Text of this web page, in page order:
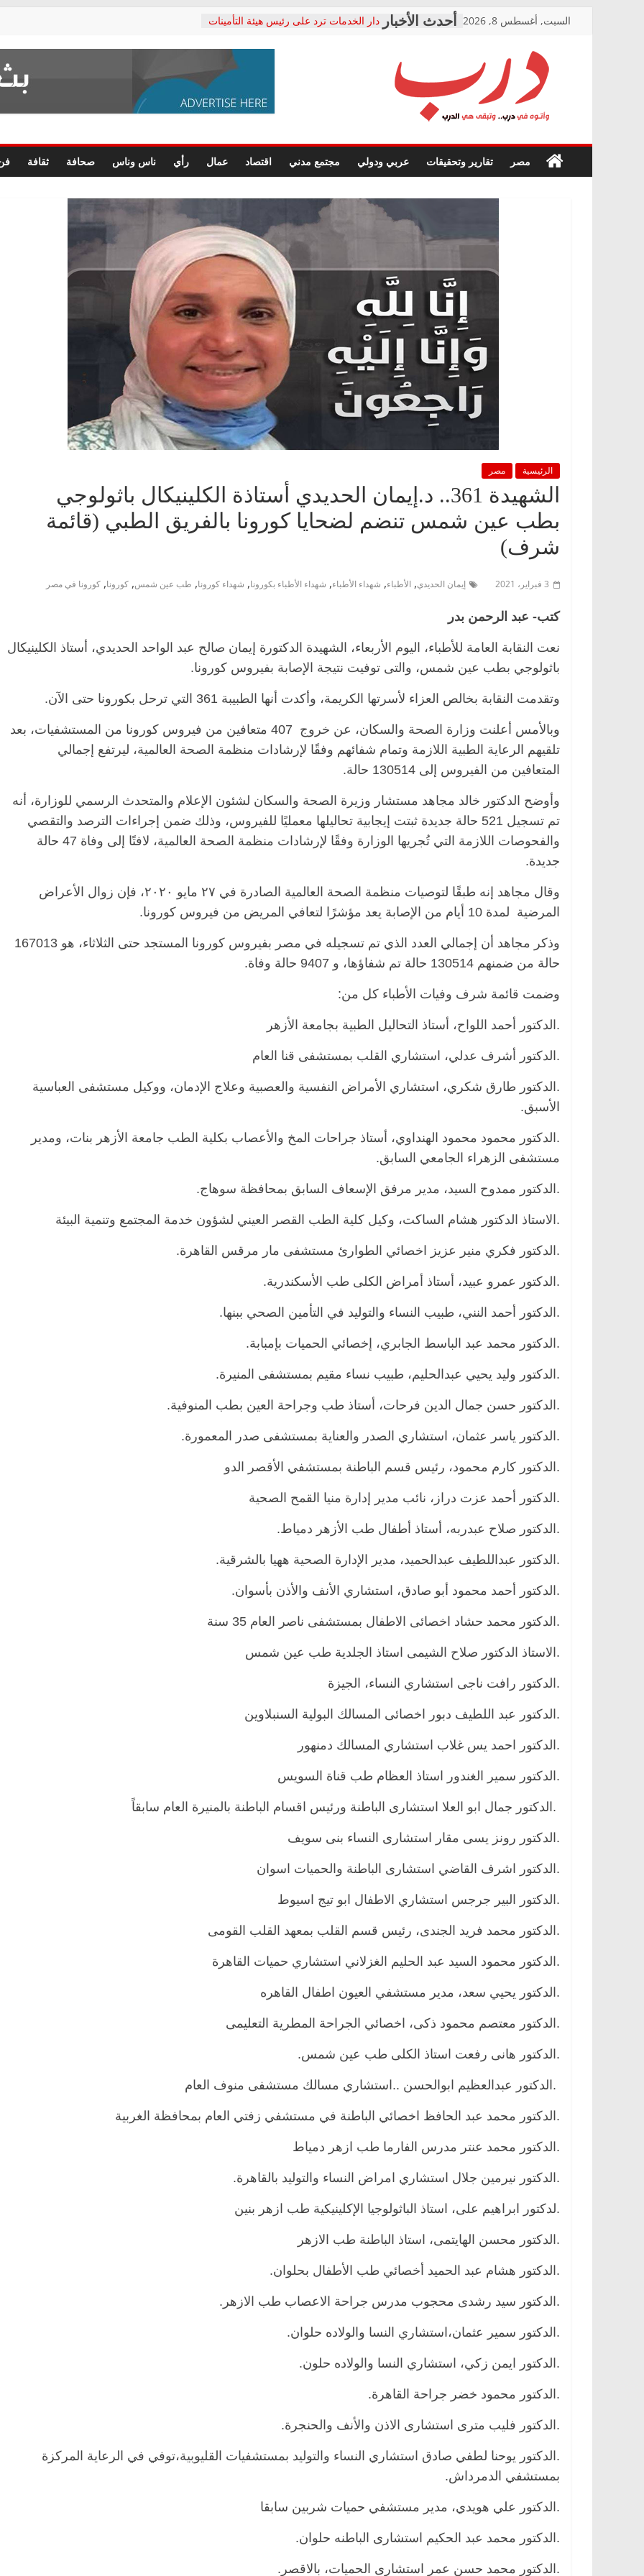
السبت, أغسطس 8, 2026
دار الخدمات ترد على رئيس هيئة التأمينات
معاناة أصحاب المعاشات.. ونطالب بكشف
فرحات سليمان يكتب: القطاع الصحي إلى
حزب التحالف الشعبي يطلق لجنة “الحق
صور .. اعتماد الرسومات النهائية للقرار
الوزاري لمدينة الصحفيين.. وانتهاء أعمال
إنشاء المبنى الإداري
متابعة قضية الدكتور محمد زهران.. ويؤكد:
قرينة البراءة وضمانات المحاكمة العادلة
حق أصيل
درب
في
درب..
مصر تقارير وتحقيقات عربي ودولي مجتمع مدني اقتصاد عمال رأي ناس وناس صحافة ثقافة
الرئيسية مصر
الشهيدة 361.. د.إيمان الحديدي أستاذة الكلينيكال باثولوجي
بطب عين شمس تنضم لضحايا كورونا بالفريق الطبي (قائمة
شرف)
3 فبراير، 2021 إيمان الحديدي, الأطباء, شهداء الأطباء, شهداء الأطباء بكورونا, شهداء كورونا, طب عين شمس, كورونا, كورونا في مصر
كتب- عبد الرحمن بدر
نعت النقابة العامة للأطباء، اليوم الأربعاء، الشهيدة الدكتورة إيمان صالح عبد الواحد الحديدي، أستاذ الكلينيكال
باثولوجي بطب عين شمس، والتى توفيت نتيجة الإصابة بفيروس كورونا.
وتقدمت النقابة بخالص العزاء لأسرتها الكريمة، وأكدت أنها الطبيبة 361 التي ترحل بكورونا حتى الآن.
وبالأمس أعلنت وزارة الصحة والسكان، عن خروج 407 متعافين من فيروس كورونا من المستشفيات، بعد
تلقيهم الرعاية الطبية اللازمة وتمام شفائهم وفقًا لإرشادات منظمة الصحة العالمية، ليرتفع إجمالي
المتعافين من الفيروس إلى 130514 حالة.
وأوضح الدكتور خالد مجاهد مستشار وزيرة الصحة والسكان لشئون الإعلام والمتحدث الرسمي للوزارة، أنه
تم تسجيل 521 حالة جديدة ثبتت إيجابية تحاليلها معمليًا للفيروس، وذلك ضمن إجراءات الترصد والتقصي
والفحوصات اللازمة التي تُجريها الوزارة وفقًا لإرشادات منظمة الصحة العالمية، لافتًا إلى وفاة 47 حالة
جديدة.
وقال مجاهد إنه طبقًا لتوصيات منظمة الصحة العالمية الصادرة في ٢٧ مايو ٢٠٢٠، فإن زوال الأعراض
المرضية لمدة 10 أيام من الإصابة يعد مؤشرًا لتعافي المريض من فيروس كورونا.
وذكر مجاهد أن إجمالي العدد الذي تم تسجيله في مصر بفيروس كورونا المستجد حتى الثلاثاء، هو 167013
حالة من ضمنهم 130514 حالة تم شفاؤها، و 9407 حالة وفاة.
وضمت قائمة شرف وفيات الأطباء كل من:
.الدكتور أحمد اللواح، أستاذ التحاليل الطبية بجامعة الأزهر
.الدكتور أشرف عدلي، استشاري القلب بمستشفى قنا العام
.الدكتور طارق شكري، استشاري الأمراض النفسية والعصبية وعلاج الإدمان، ووكيل مستشفى العباسية
الأسبق.
.الدكتور محمود محمود الهنداوي، أستاذ جراحات المخ والأعصاب بكلية الطب جامعة الأزهر بنات، ومدير
مستشفى الزهراء الجامعي السابق.
.الدكتور ممدوح السيد، مدير مرفق الإسعاف السابق بمحافظة سوهاج.
.الاستاذ الدكتور هشام الساكت، وكيل كلية الطب القصر العيني لشؤون خدمة المجتمع وتنمية البيئة
.الدكتور فكري منير عزيز اخصائي الطوارئ مستشفى مار مرقس القاهرة.
.الدكتور عمرو عبيد، أستاذ أمراض الكلى طب الأسكندرية.
.الدكتور أحمد النني، طبيب النساء والتوليد في التأمين الصحي ببنها.
.الدكتور محمد عبد الباسط الجابري، إخصائي الحميات بإمبابة.
.الدكتور وليد يحيي عبدالحليم، طبيب نساء مقيم بمستشفى المنيرة.
.الدكتور حسن جمال الدين فرحات، أستاذ طب وجراحة العين بطب المنوفية.
.الدكتور ياسر عثمان، استشاري الصدر والعناية بمستشفى صدر المعمورة.
.الدكتور كارم محمود، رئيس قسم الباطنة بمستشفي الأقصر الدو
.الدكتور أحمد عزت دراز، نائب مدير إدارة منيا القمح الصحية
.الدكتور صلاح عبدربه، أستاذ أطفال طب الأزهر دمياط.
.الدكتور عبداللطيف عبدالحميد، مدير الإدارة الصحية ههيا بالشرقية.
.الدكتور أحمد محمود أبو صادق، استشاري الأنف والأذن بأسوان.
.الدكتور محمد حشاد اخصائى الاطفال بمستشفى ناصر العام 35 سنة
.الاستاذ الدكتور صلاح الشيمى استاذ الجلدية طب عين شمس
.الدكتور رافت ناجى استشاري النساء، الجيزة
.الدكتور عبد اللطيف دبور اخصائى المسالك البولية السنبلاوين
.الدكتور احمد يس غلاب استشاري المسالك دمنهور
.الدكتور سمير الغندور استاذ العظام طب قناة السويس
.الدكتور جمال ابو العلا استشارى الباطنة ورئيس اقسام الباطنة بالمنيرة العام سابقاً
.الدكتور رونز يسى مقار استشارى النساء بنى سويف
.الدكتور اشرف القاضي استشارى الباطنة والحميات اسوان
.الدكتور البير جرجس استشاري الاطفال ابو تيج اسيوط
.الدكتور محمد فريد الجندى، رئيس قسم القلب بمعهد القلب القومى
.الدكتور محمود السيد عبد الحليم الغزلاني استشاري حميات القاهرة
.الدكتور يحيي سعد، مدير مستشفي العيون اطفال القاهره
.الدكتور معتصم محمود ذكى، اخصائي الجراحة المطرية التعليمى
.الدكتور هانى رفعت استاذ الكلى طب عين شمس.
.الدكتور عبدالعظيم ابوالحسن ..استشاري مسالك مستشفى منوف العام
.الدكتور محمد عبد الحافظ اخصائي الباطنة في مستشفي زفتي العام بمحافظة الغربية
.الدكتور محمد عنتر مدرس الفارما طب ازهر دمياط
.الدكتور نيرمين جلال استشاري امراض النساء والتوليد بالقاهرة.
.لدكتور ابراهيم على، استاذ الباثولوجيا الإكلينيكية طب ازهر بنين
.الدكتور محسن الهايتمى، استاذ الباطنة طب الازهر
.الدكتور هشام عبد الحميد أخصائي طب الأطفال بحلوان.
.الدكتور سيد رشدى محجوب مدرس جراحة الاعصاب طب الازهر.
.الدكتور سمير عثمان،استشاري النسا والولاده حلوان.
.الدكتور ايمن زكي، استشاري النسا والولاده حلون.
.الدكتور محمود خضر جراحة القاهرة.
.الدكتور فليب مترى استشارى الاذن والأنف والحنجرة.
.الدكتور يوحنا لطفي صادق استشاري النساء والتوليد بمستشفيات القليوبية،توفي في الرعاية المركزة
بمستشفي الدمرداش.
.الدكتور علي هويدي، مدير مستشفي حميات شربين سابقا
.الدكتور محمد عبد الحكيم استشارى الباطنه حلوان.
.الدكتور محمد حسن عمر استشارى الحميات، بالاقصر.
الرئيسية مصر ناس وناس
مقعد شاغر على مائدة الإفطار.. يحيى
حسين عبدالهادي فارس مقاومة
الخصخصة الذي دافع عن المال العام
في ذكرى رحيله.. د. نور فرحات فقيه
قانوني دافع عن قضايا الوطن وانحاز
للحرية (بروفايل)
د. عبدالخالق فاروق.. خبير اقتصادي
يحتفل بذكرى ميلاده وحيداً على أبواب